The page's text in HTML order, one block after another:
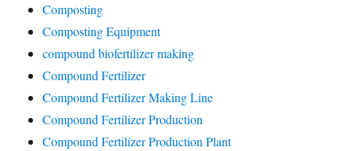
Composting
Composting Equipment
compound biofertilizer making
Compound Fertilizer
Compound Fertilizer Making Line
Compound Fertilizer Production
Compound Fertilizer Production Plant